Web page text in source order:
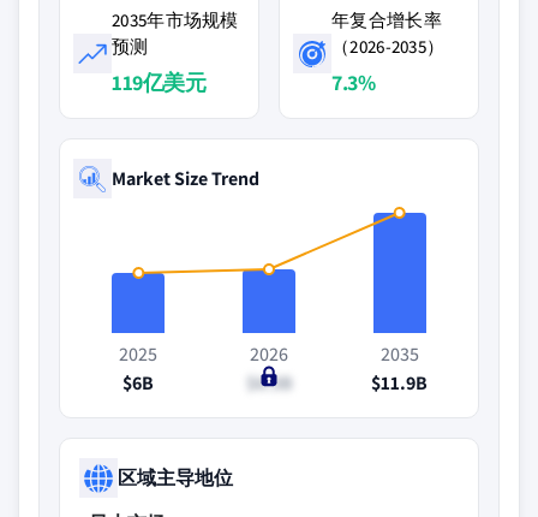
2035年市场规模
预测
119亿美元
年复合增长率
（2026-2035）
7.3%
Market Size Trend
2025
$6B
2026
$6.3B
2035
$11.9B
区域主导地位